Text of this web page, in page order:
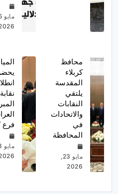
محافظ
كربلاء
المقدسة
يلتقي
النقابات
والاتحادات
في
المحافظة
مايو 23,
2026
نقابة
فرع